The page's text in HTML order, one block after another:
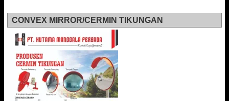
CONVEX MIRROR/CERMIN TIKUNGAN